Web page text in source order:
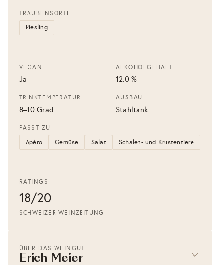
TRAUBENSORTE
Riesling
VEGAN
Ja
ALKOHOLGEHALT
12.0 %
TRINKTEMPERATUR
8–10 Grad
AUSBAU
Stahltank
PASST ZU
Apéro Gemüse Salat Schalen- und Krustentiere
RATINGS
18/20
SCHWEIZER WEINZEITUNG
ÜBER DAS WEINGUT
Erich Meier